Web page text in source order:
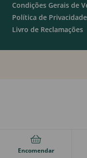
Condições Gerais de
Política de Privacidade
Livro de Reclamações
Encomendar